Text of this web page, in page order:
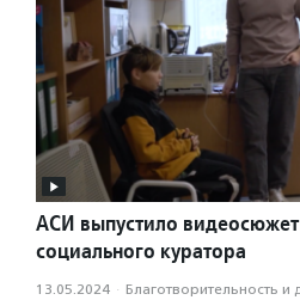
АСИ выпустило
социального куратора
13.05.2024 · Благотвори­тель­ность